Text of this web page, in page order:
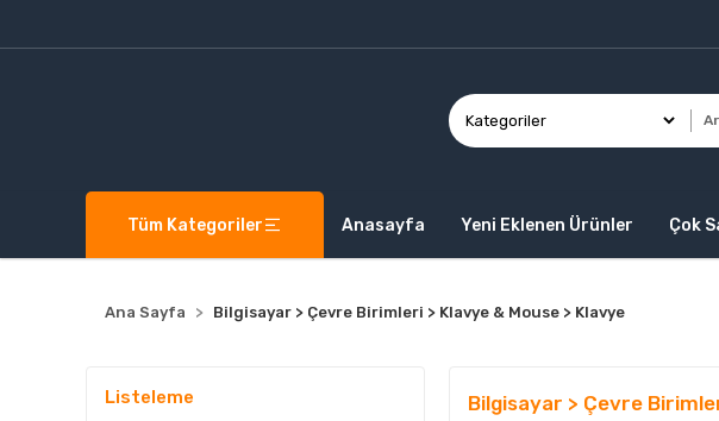
Tüm Kategoriler Anasayfa Yeni Eklenen Ürünler Çok
Ana Sayfa Bilgisayar > Çevre Birimleri > Klavye & Mouse > Klavye
Listeleme Bilgisayar > Çevre